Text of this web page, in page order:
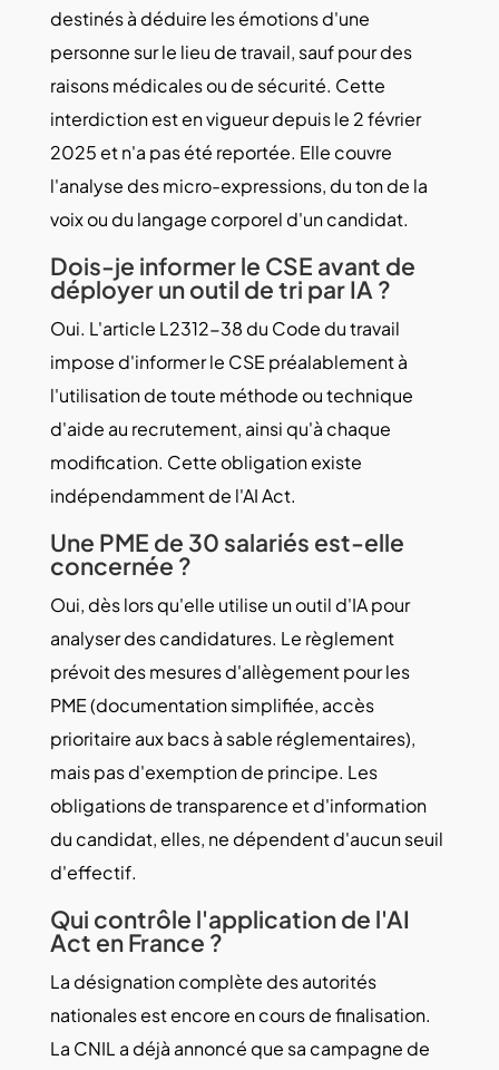
destinés à déduire les émotions d'une
personne sur le lieu de travail, sauf pour des
raisons médicales ou de sécurité. Cette
interdiction est en vigueur depuis le 2 février
2025 et n'a pas été reportée. Elle couvre
l'analyse des micro-expressions, du ton de la
voix ou du langage corporel d'un candidat.
Dois-je informer le CSE avant de
déployer un outil de tri par IA ?
Oui. L'article L2312-38 du Code du travail
impose d'informer le CSE préalablement à
l'utilisation de toute méthode ou technique
d'aide au recrutement, ainsi qu'à chaque
modification. Cette obligation existe
indépendamment de l'AI Act.
Une PME de 30 salariés est-elle
concernée ?
Oui, dès lors qu'elle utilise un outil d'IA pour
analyser des candidatures. Le règlement
prévoit des mesures d'allègement pour les
PME (documentation simplifiée, accès
prioritaire aux bacs à sable réglementaires),
mais pas d'exemption de principe. Les
obligations de transparence et d'information
du candidat, elles, ne dépendent d'aucun seuil
d'effectif.
Qui contrôle l'application de l'AI
Act en France ?
La désignation complète des autorités
nationales est encore en cours de finalisation.
La CNIL a déjà annoncé que sa campagne de